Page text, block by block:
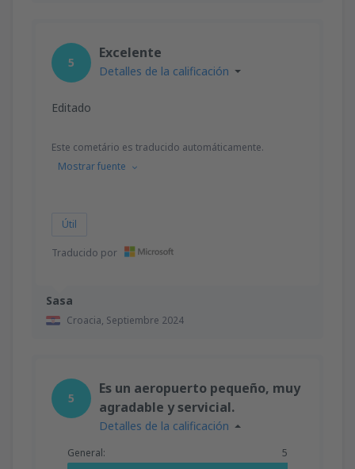
Sasa
Croacia, Septiembre 2024
5
Excelente
Detalles de la calificación
Editado
Este cometário es traducido automáticamente.
Mostrar fuente
Útil
Traducido por
5
Es un aeropuerto pequeño, muy
agradable y servicial.
Detalles de la calificación
General: 5